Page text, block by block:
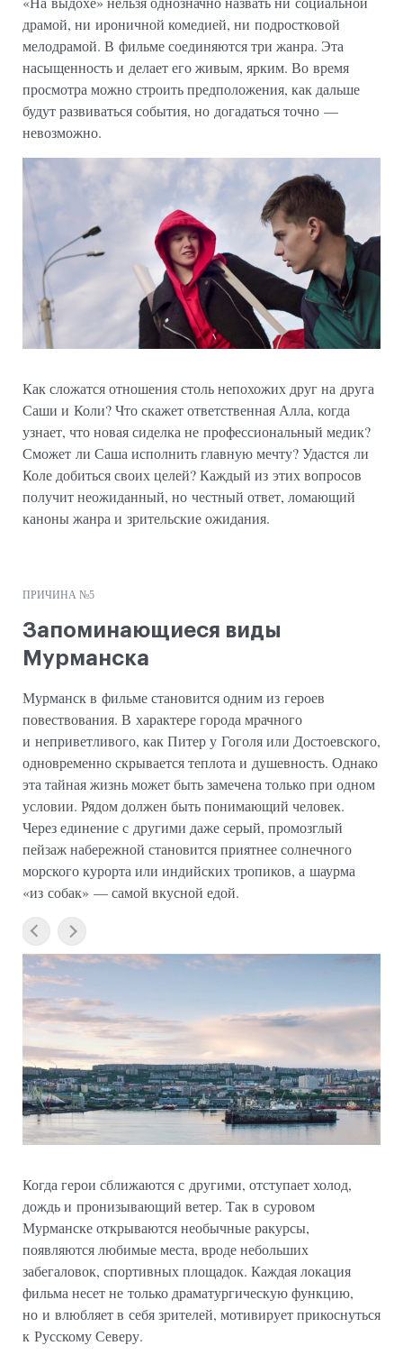
драмой, ни ироничной комедией, ни подростковой
мелодрамой. В фильме соединяются три жанра. Эта
насыщенность и делает его живым, ярким. Во время
просмотра можно строить предположения, как дальше
будут развиваться события, но догадаться точно —
невозможно.
Как сложатся отношения столь непохожих друг на друга
Саши и Коли? Что скажет ответственная Алла, когда
узнает, что новая сиделка не профессиональный медик?
Сможет ли Саша исполнить главную мечту? Удастся ли
Коле добиться своих целей? Каждый из этих вопросов
получит неожиданный, но честный ответ, ломающий
каноны жанра и зрительские ожидания.
ПРИЧИНА №5
Запоминающиеся виды
Мурманска
Мурманск в фильме становится одним из героев
повествования. В характере города мрачного
и неприветливого, как Питер у Гоголя или Достоевского,
одновременно скрывается теплота и душевность. Однако
эта тайная жизнь может быть замечена только при одном
условии. Рядом должен быть понимающий человек.
Через единение с другими даже серый, промозглый
пейзаж набережной становится приятнее солнечного
морского курорта или индийских тропиков, а шаурма
«из собак» — самой вкусной едой.
Когда герои сближаются с другими, отступает холод,
дождь и пронизывающий ветер. Так в суровом
Мурманске открываются необычные ракурсы,
появляются любимые места, вроде небольших
забегаловок, спортивных площадок. Каждая локация
фильма несет не только драматургическую функцию,
но и влюбляет в себя зрителей, мотивирует прикоснуться
к Русскому Северу.